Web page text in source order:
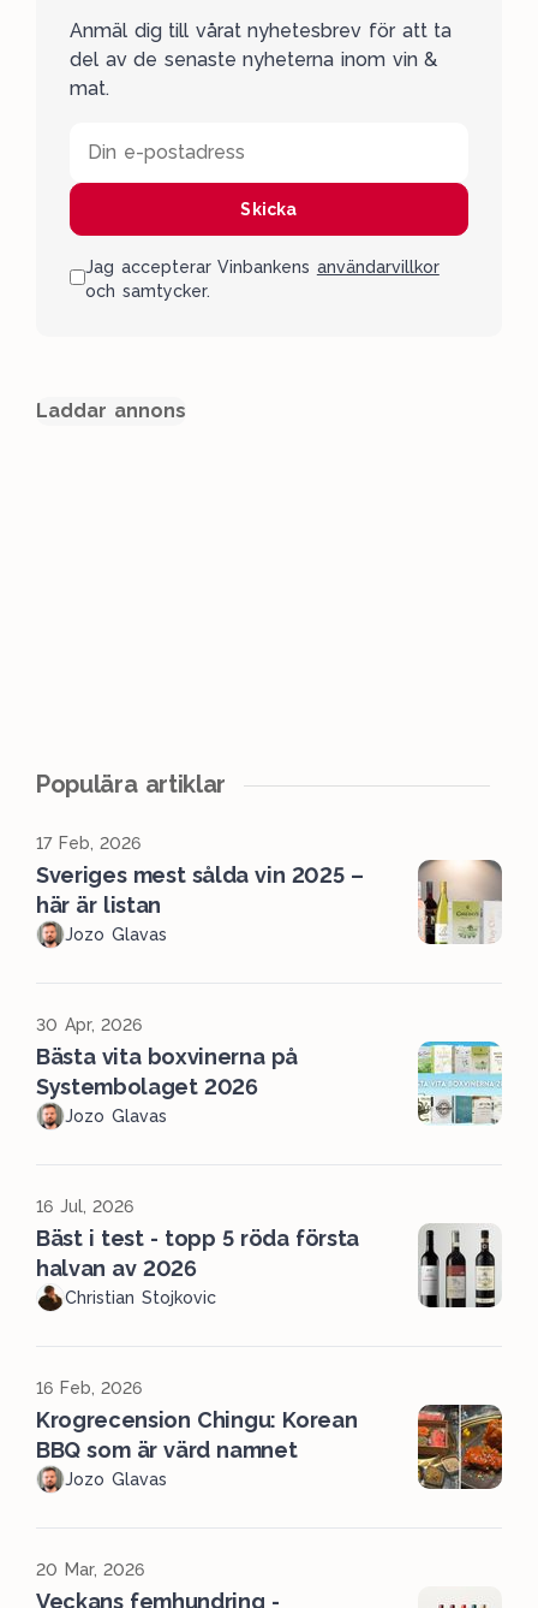
Anmäl dig till vårat nyhetesbrev för att ta
del av de senaste nyheterna inom vin &
mat.
Din e-postadress
Skicka
Jag accepterar Vinbankens användarvillkor
och samtycker.
Laddar annons
Populära artiklar
17 Feb, 2026
Sveriges mest sålda vin 2025 –
här är listan
Jozo Glavas
30 Apr, 2026
Bästa vita boxvinerna på
Systembolaget 2026
Jozo Glavas
16 Jul, 2026
Bäst i test - topp 5 röda första
halvan av 2026
Christian Stojkovic
16 Feb, 2026
Krogrecension Chingu: Korean
BBQ som är värd namnet
Jozo Glavas
20 Mar, 2026
Veckans femhundring -